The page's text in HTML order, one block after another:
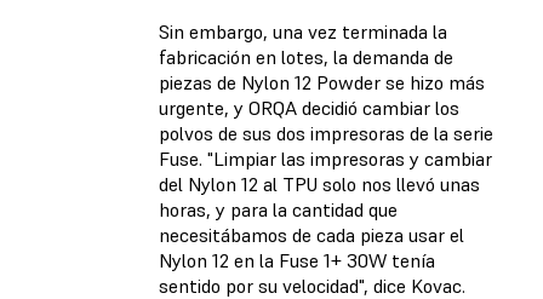
Sin embargo, una vez terminada la
fabricación en lotes, la demanda de
piezas de Nylon 12 Powder se hizo más
urgente, y ORQA decidió cambiar los
polvos de sus dos impresoras de la serie
Fuse. "Limpiar las impresoras y cambiar
del Nylon 12 al TPU solo nos llevó unas
horas, y para la cantidad que
necesitábamos de cada pieza usar el
Nylon 12 en la Fuse 1+ 30W tenía
sentido por su velocidad", dice Kovac.